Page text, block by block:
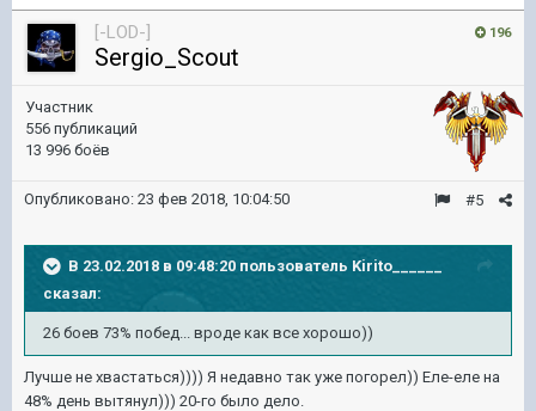
196
[-LOD-]
Sergio_Scout
Участник
556 публикаций
13 996 боёв
#5
Опубликовано: 23 фев 2018, 10:04:50
В 23.02.2018 в 09:48:20 пользователь Kirito______
сказал:
26 боев 73% побед... вроде как все хорошо))
Лучше не хвастаться)))) Я недавно так уже погорел)) Еле-еле на
48% день вытянул))) 20-го было дело.